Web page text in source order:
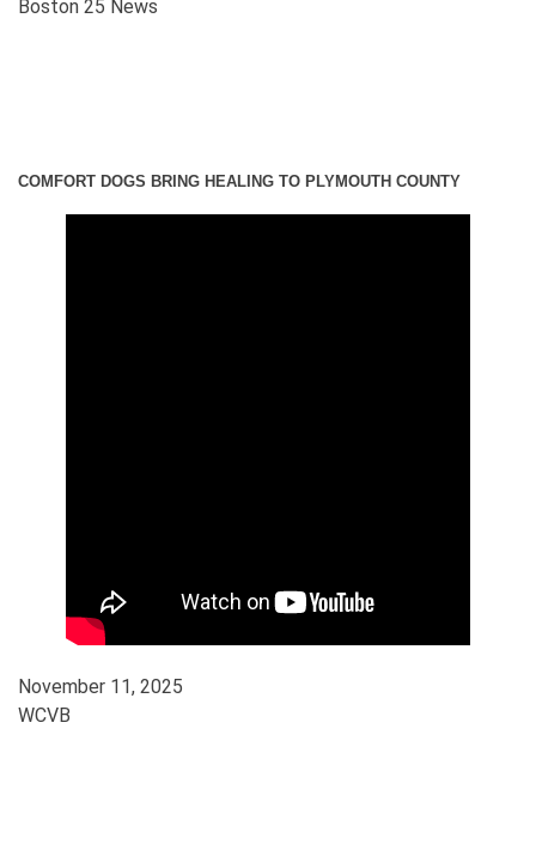
Boston 25 News
COMFORT DOGS BRING HEALING TO PLYMOUTH COUNTY
November 11, 2025
WCVB